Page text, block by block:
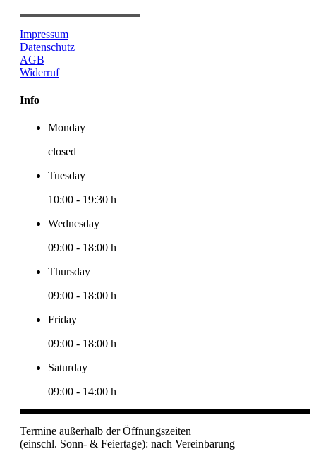
Impressum
Datenschutz
AGB
Widerruf
Info
Monday
closed
Tuesday
10:00 - 19:30 h
Wednesday
09:00 - 18:00 h
Thursday
09:00 - 18:00 h
Friday
09:00 - 18:00 h
Saturday
09:00 - 14:00 h
Termine außerhalb der Öffnungszeiten
(einschl. Sonn- & Feiertage): nach Vereinbarung